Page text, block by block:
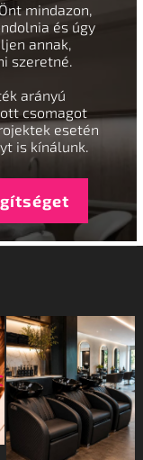
mindazon,
és úgy
annak,
szeretné.
arányú
csomagot
esetén
is kínálunk.